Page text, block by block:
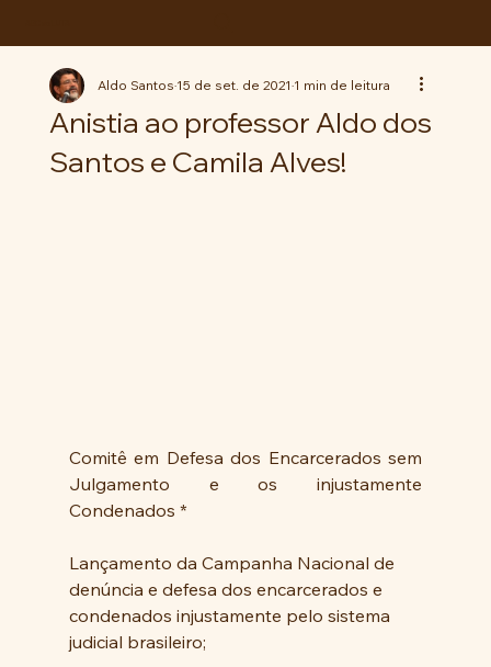
Anistia ao professor Aldo dos
Santos e Camila Alves!
Aldo Santos15 de set. de 2021 1 min de leitura
Comitê em Defesa dos Encarcerados sem
Julgamento e os injustamente
Condenados *
Lançamento da Campanha Nacional de
denúncia e defesa dos encarcerados e
condenados injustamente pelo sistema
judicial brasileiro;